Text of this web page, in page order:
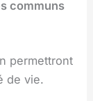
communs
permettront
de vie.